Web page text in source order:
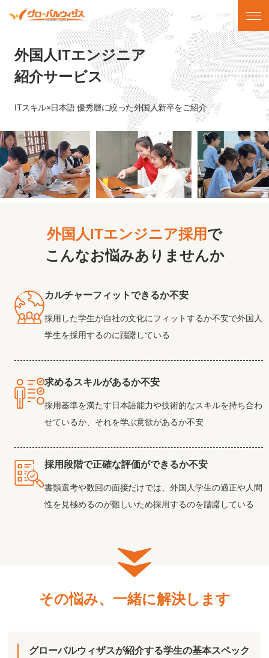
外国人ITエンジニア
紹介サービス
ITスキル×日本語 優秀層に絞った外国人新卒をご紹介
外国人ITエンジニア採用で
こんなお悩みありませんか
カルチャーフィットできるか不安
採用した学生が自社の文化にフィットするか不安で外国人
学生を採用するのに躊躇している
求めるスキルがあるか不安
採用基準を満たす日本語能力や技術的なスキルを持ち合わ
せているか、それを学ぶ意欲があるか不安
採用段階で正確な評価ができるか不安
書類選考や数回の面接だけでは、外国人学生の適正や人間
性を見極めるのが難しいため採用するのを躊躇している
その悩み、一緒に解決します
グローバルウィザスが紹介する学生の基本スペック